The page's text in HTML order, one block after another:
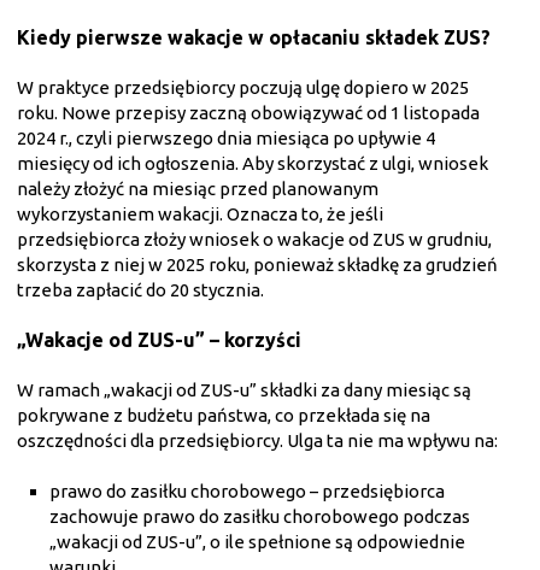
Kiedy pierwsze wakacje w opłacaniu składek ZUS?
W praktyce przedsiębiorcy poczują ulgę dopiero w 2025
roku. Nowe przepisy zaczną obowiązywać od 1 listopada
2024 r., czyli pierwszego dnia miesiąca po upływie 4
miesięcy od ich ogłoszenia. Aby skorzystać z ulgi, wniosek
należy złożyć na miesiąc przed planowanym
wykorzystaniem wakacji. Oznacza to, że jeśli
przedsiębiorca złoży wniosek o wakacje od ZUS w grudniu,
skorzysta z niej w 2025 roku, ponieważ składkę za grudzień
trzeba zapłacić do 20 stycznia.
„Wakacje od ZUS-u” – korzyści
W ramach „wakacji od ZUS-u” składki za dany miesiąc są
pokrywane z budżetu państwa, co przekłada się na
oszczędności dla przedsiębiorcy. Ulga ta nie ma wpływu na:
prawo do zasiłku chorobowego – przedsiębiorca
zachowuje prawo do zasiłku chorobowego podczas
„wakacji od ZUS-u”, o ile spełnione są odpowiednie